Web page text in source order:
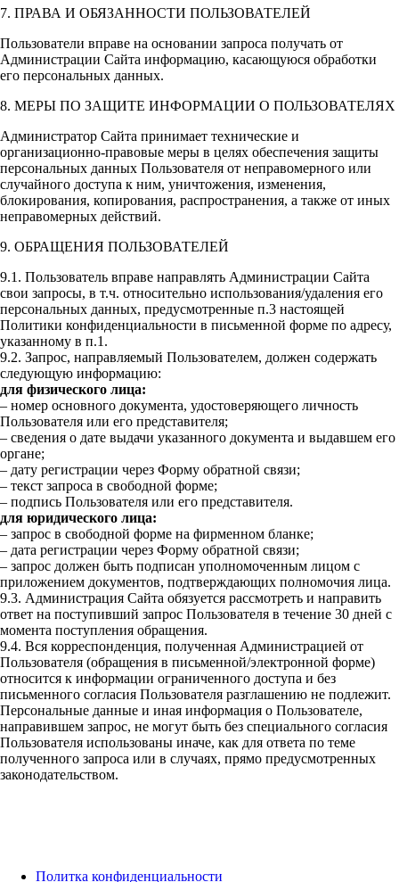
7. ПРАВА И ОБЯЗАННОСТИ ПОЛЬЗОВАТЕЛЕЙ
Пользователи вправе на основании запроса получать от
Администрации Сайта информацию, касающуюся обработки
его персональных данных.
8. МЕРЫ ПО ЗАЩИТЕ ИНФОРМАЦИИ О ПОЛЬЗОВАТЕЛЯХ
Администратор Сайта принимает технические и
организационно-правовые меры в целях обеспечения защиты
персональных данных Пользователя от неправомерного или
случайного доступа к ним, уничтожения, изменения,
блокирования, копирования, распространения, а также от иных
неправомерных действий.
9. ОБРАЩЕНИЯ ПОЛЬЗОВАТЕЛЕЙ
9.1. Пользователь вправе направлять Администрации Сайта
свои запросы, в т.ч. относительно использования/удаления его
персональных данных, предусмотренные п.3 настоящей
Политики конфиденциальности в письменной форме по адресу,
указанному в п.1.
9.2. Запрос, направляемый Пользователем, должен содержать
следующую информацию:
для физического лица:
– номер основного документа, удостоверяющего личность
Пользователя или его представителя;
– сведения о дате выдачи указанного документа и выдавшем его
органе;
– дату регистрации через Форму обратной связи;
– текст запроса в свободной форме;
– подпись Пользователя или его представителя.
для юридического лица:
– запрос в свободной форме на фирменном бланке;
– дата регистрации через Форму обратной связи;
– запрос должен быть подписан уполномоченным лицом с
приложением документов, подтверждающих полномочия лица.
9.3. Администрация Сайта обязуется рассмотреть и направить
ответ на поступивший запрос Пользователя в течение 30 дней с
момента поступления обращения.
9.4. Вся корреспонденция, полученная Администрацией от
Пользователя (обращения в письменной/электронной форме)
относится к информации ограниченного доступа и без
письменного согласия Пользователя разглашению не подлежит.
Персональные данные и иная информация о Пользователе,
направившем запрос, не могут быть без специального согласия
Пользователя использованы иначе, как для ответа по теме
полученного запроса или в случаях, прямо предусмотренных
законодательством.
Политка конфиденциальности